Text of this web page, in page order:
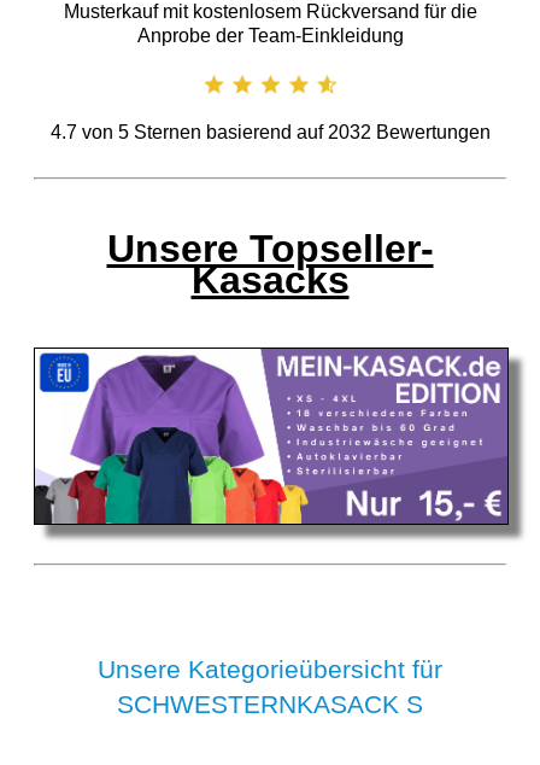
Musterkauf mit kostenlosem Rückversand für die
Anprobe der Team-Einkleidung
4.7von 5Sternen basierend auf 2032 Bewertungen
Unsere Topseller-
Kasacks
Unsere Kategorieübersicht für
SCHWESTERNKASACK S